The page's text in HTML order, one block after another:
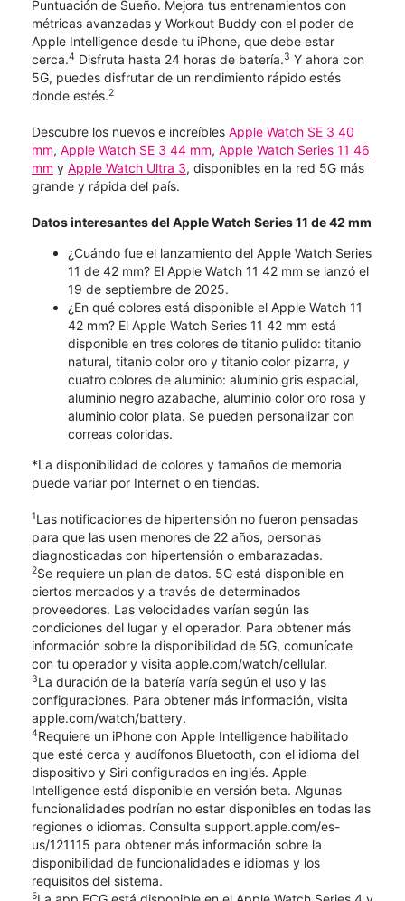
Puntuación de Sueño. Mejora tus entrenamientos con
métricas avanzadas y Workout Buddy con el poder de
Apple Intelligence desde tu iPhone, que debe estar
cerca.4 Disfruta hasta 24 horas de batería.3 Y ahora con
5G, puedes disfrutar de un rendimiento rápido estés
donde estés.2
Descubre los nuevos e increíbles Apple Watch SE 3 40
mm, Apple Watch SE 3 44 mm, Apple Watch Series 11 46
mm y Apple Watch Ultra 3, disponibles en la red 5G más
grande y rápida del país.
Datos interesantes del Apple Watch Series 11 de 42 mm
¿Cuándo fue el lanzamiento del Apple Watch Series
11 de 42 mm? El Apple Watch 11 42 mm se lanzó el
19 de septiembre de 2025.
¿En qué colores está disponible el Apple Watch 11
42 mm? El Apple Watch Series 11 42 mm está
disponible en tres colores de titanio pulido: titanio
natural, titanio color oro y titanio color pizarra, y
cuatro colores de aluminio: aluminio gris espacial,
aluminio negro azabache, aluminio color oro rosa y
aluminio color plata. Se pueden personalizar con
correas coloridas.
*La disponibilidad de colores y tamaños de memoria
puede variar por Internet o en tiendas.
1Las notificaciones de hipertensión no fueron pensadas
para que las usen menores de 22 años, personas
diagnosticadas con hipertensión o embarazadas.
2Se requiere un plan de datos. 5G está disponible en
ciertos mercados y a través de determinados
proveedores. Las velocidades varían según las
condiciones del lugar y el operador. Para obtener más
información sobre la disponibilidad de 5G, comunícate
con tu operador y visita apple.com/watch/cellular.
3La duración de la batería varía según el uso y las
configuraciones. Para obtener más información, visita
apple.com/watch/battery.
4Requiere un iPhone con Apple Intelligence habilitado
que esté cerca y audífonos Bluetooth, con el idioma del
dispositivo y Siri configurados en inglés. Apple
Intelligence está disponible en versión beta. Algunas
funcionalidades podrían no estar disponibles en todas las
regiones o idiomas. Consulta support.apple.com/es-
us/121115 para obtener más información sobre la
disponibilidad de funcionalidades e idiomas y los
requisitos del sistema.
5